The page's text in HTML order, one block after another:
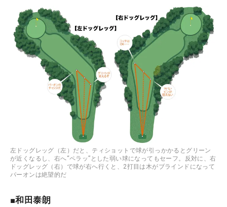
左ドッグレッグ（左）だと、ティショットで球が引っかかるとグリーン
が近くなるし、右へ“ペラッ”とした弱い球になってもセーフ。反対に、右
ドッグレッグ（右）で球が右へ行くと、2打目は木がブラインドになって
パーオンは絶望的だ
■和田泰朗